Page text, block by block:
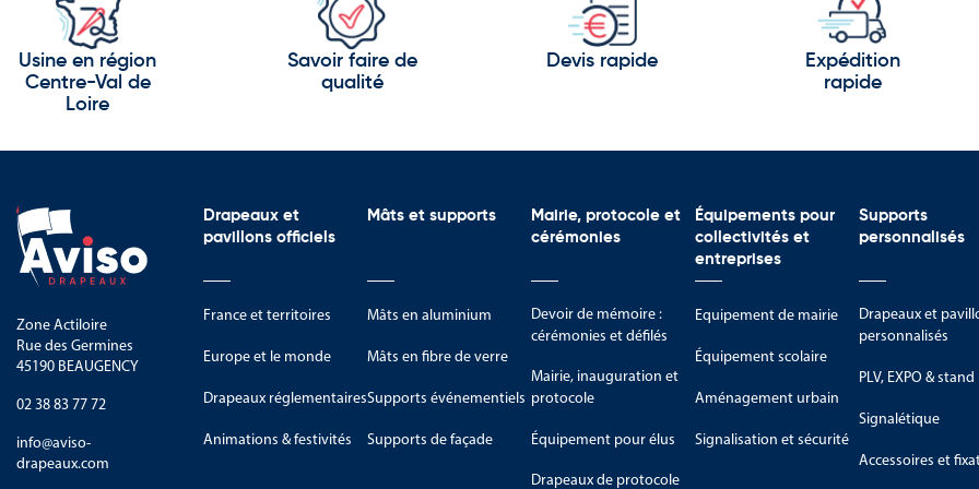
Les îles volcaniques
Les plages de sable blanc
Leur monarchie historique
Leurs danses et cérémonies culturelles
Leur artisanat traditionnel
Aujourd’hui, le Royaume des Tonga demeure l’un des symboles les plus emblématiques de la
Drapeaux, pavillons et oriflammes des Tonga
Cette catégorie rassemble une sélection complète de produits aux couleurs des Tonga. Le
Usine en région
Centre-Val de
Loire
Savoir faire de
qualité
Devis rapide
Expédition
rapide
Zone Actiloire
Rue des Germines
45190 BEAUGENCY
02 38 83 77 72
info@aviso-
drapeaux.com
Drapeaux et
pavillons officiels
France et territoires
Europe et le monde
Drapeaux réglementaires
Animations & festivités
Mâts et supports
Mâts en aluminium
Mâts en fibre de verre
Supports événementiels
Supports de façade
Mairie, protocole et
cérémonies
Devoir de mémoire :
cérémonies et défilés
Mairie, inauguration et
protocole
Équipement pour élus
Drapeaux de protocole
Équipements pour
collectivités et
entreprises
Equipement de mairie
Équipement scolaire
Aménagement urbain
Signalisation et sécurité
Supports
personnalisés
Drapeaux et
personnalisés
PLV, EXPO & stand
Signalétique
Accessoires et